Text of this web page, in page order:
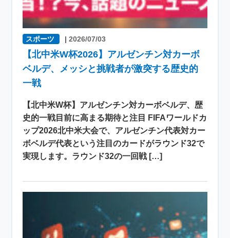
スポーツ |2026/07/03
【北中米W杯2026】アルゼンチン対カーボ
ベルデ、メッシと挑戦者が激突する歴史的
一戦
【北中米W杯】アルゼンチン対カーボベルデ、歴
史的一戦目前に高まる期待と注目 FIFAワールドカ
ップ2026北中米大会で、アルゼンチン代表対カー
ボベルデ代表という注目のカードがラウンド32で
実現します。ラウンド32の一回戦 […]